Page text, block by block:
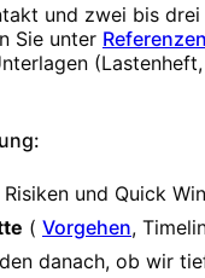
und zwei bis
Sie unter Referenzen
und Quick
( Vorgehen,
danach, ob wir